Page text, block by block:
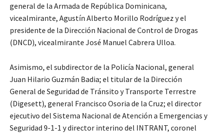
general de la Armada de República Dominicana,
vicealmirante, Agustín Alberto Morillo Rodríguez y el
presidente de la Dirección Nacional de Control de Drogas
(DNCD), vicealmirante José Manuel Cabrera Ulloa.
Asimismo, el subdirector de la Policía Nacional, general
Juan Hilario Guzmán Badia; el titular de la Dirección
General de Seguridad de Tránsito y Transporte Terrestre
(Digesett), general Francisco Osoria de la Cruz; el director
ejecutivo del Sistema Nacional de Atención a Emergencias y
Seguridad 9-1-1 y director interino del INTRANT, coronel